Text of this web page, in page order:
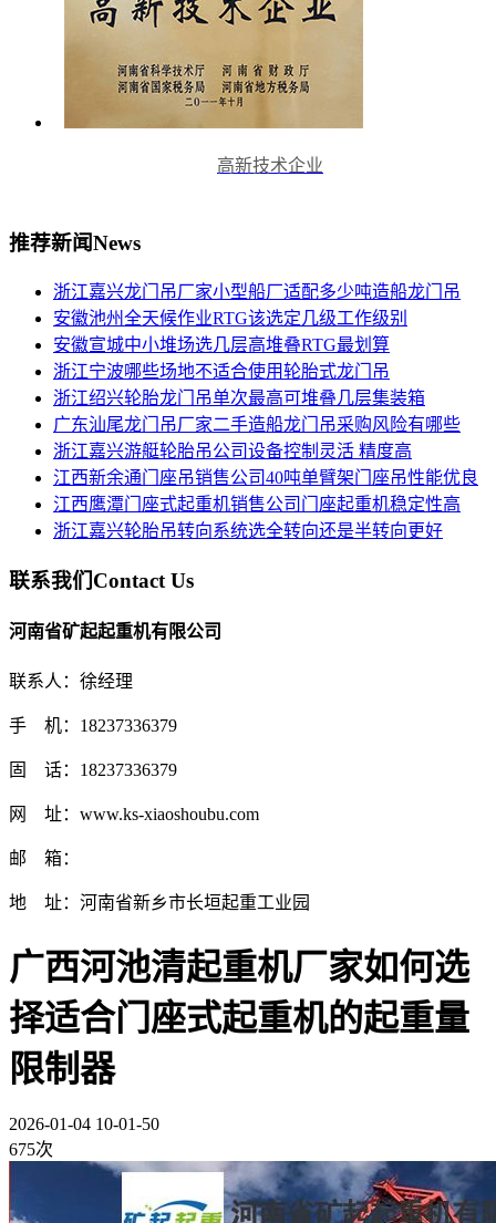
高新技术企业
推荐新闻News
浙江嘉兴龙门吊厂家小型船厂适配多少吨造船龙门吊
安徽池州全天候作业RTG该选定几级工作级别
安徽宣城中小堆场选几层高堆叠RTG最划算
浙江宁波哪些场地不适合使用轮胎式龙门吊
浙江绍兴轮胎龙门吊单次最高可堆叠几层集装箱
广东汕尾龙门吊厂家二手造船龙门吊采购风险有哪些
浙江嘉兴游艇轮胎吊公司设备控制灵活 精度高
江西新余通门座吊销售公司40吨单臂架门座吊性能优良
江西鹰潭门座式起重机销售公司门座起重机稳定性高
浙江嘉兴轮胎吊转向系统选全转向还是半转向更好
联系我们Contact Us
河南省矿起起重机有限公司
联系人：徐经理
手 机：18237336379
固 话：18237336379
网 址：www.ks-xiaoshoubu.com
邮 箱：
地 址：河南省新乡市长垣起重工业园
广西河池清起重机厂家如何选
择适合门座式起重机的起重量
限制器
2026-01-04 10-01-50
675次